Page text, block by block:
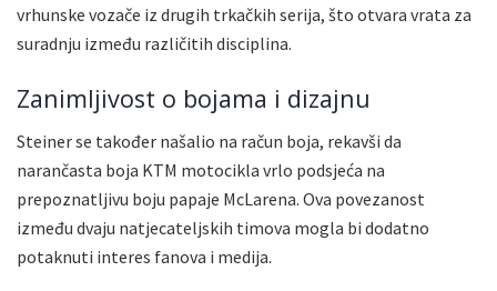
vrhunske vozače iz drugih trkačkih serija, što otvara vrata za
suradnju između različitih disciplina.
Zanimljivost o bojama i dizajnu
Steiner se također našalio na račun boja, rekavši da
narančasta boja KTM motocikla vrlo podsjeća na
prepoznatljivu boju papaje McLarena. Ova povezanost
između dvaju natjecateljskih timova mogla bi dodatno
potaknuti interes fanova i medija.